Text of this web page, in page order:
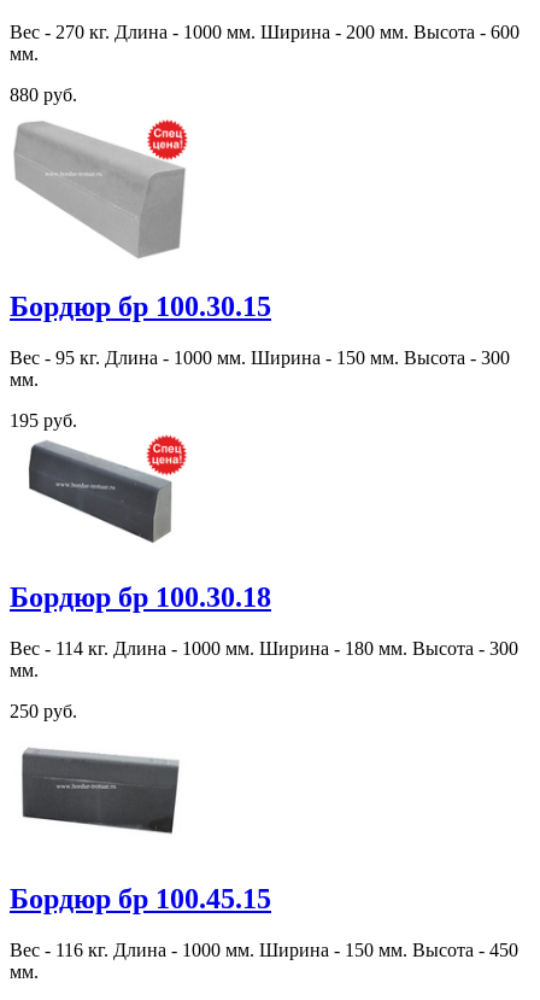
Вес - 270 кг. Длина - 1000 мм. Ширина - 200 мм. Высота - 600
мм.
880 руб.
Бордюр бр 100.30.15
Вес - 95 кг. Длина - 1000 мм. Ширина - 150 мм. Высота - 300
мм.
195 руб.
Бордюр бр 100.30.18
Вес - 114 кг. Длина - 1000 мм. Ширина - 180 мм. Высота - 300
мм.
250 руб.
Бордюр бр 100.45.15
Вес - 116 кг. Длина - 1000 мм. Ширина - 150 мм. Высота - 450
мм.